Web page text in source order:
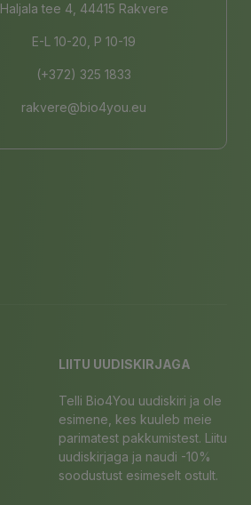
Haljala tee 4, 44415 Rakvere
E-L 10-20, P 10-19
(+372) 325 1833
rakvere@bio4you.eu
LIITU UUDISKIRJAGA
Telli Bio4You uudiskiri ja ole
esimene, kes kuuleb meie
parimatest pakkumistest. Liitu
uudiskirjaga ja naudi -10%
soodustust esimeselt ostult.